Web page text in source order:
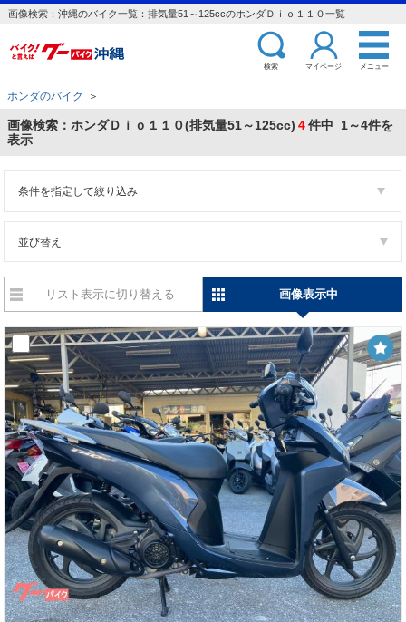
画像検索：沖縄のバイク一覧：排気量51～125ccのホンダＤｉｏ１１０一覧
検索 マイページ メニュー
ホンダのバイク ＞
画像検索：ホンダＤｉｏ１１０(排気量51～125cc) 4件中 1～4件を
表示
条件を指定して絞り込み
並び替え
リスト表示に切り替える 画像表示中